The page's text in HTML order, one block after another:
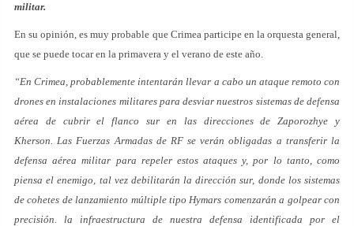
militar.
En su opinión, es muy probable que Crimea participe en la orquesta general,
que se puede tocar en la primavera y el verano de este año.
“En Crimea, probablemente intentarán llevar a cabo un ataque remoto con
drones en instalaciones militares para desviar nuestros sistemas de defensa
aérea de cubrir el flanco sur en las direcciones de Zaporozhye y
Kherson. Las Fuerzas Armadas de RF se verán obligadas a transferir la
defensa aérea militar para repeler estos ataques y, por lo tanto, como
piensa el enemigo, tal vez debilitarán la dirección sur, donde los sistemas
de cohetes de lanzamiento múltiple tipo Hymars comenzarán a golpear con
precisión. la infraestructura de nuestra defensa identificada por el